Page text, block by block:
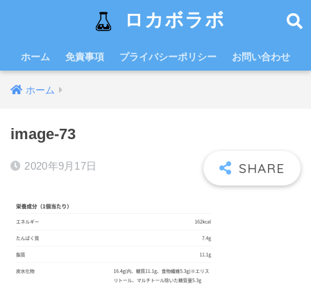
ロカボラボ
ホーム 免責事項 プライバシーポリシー お問い合わせ
ホーム
image-73
2020年9月17日